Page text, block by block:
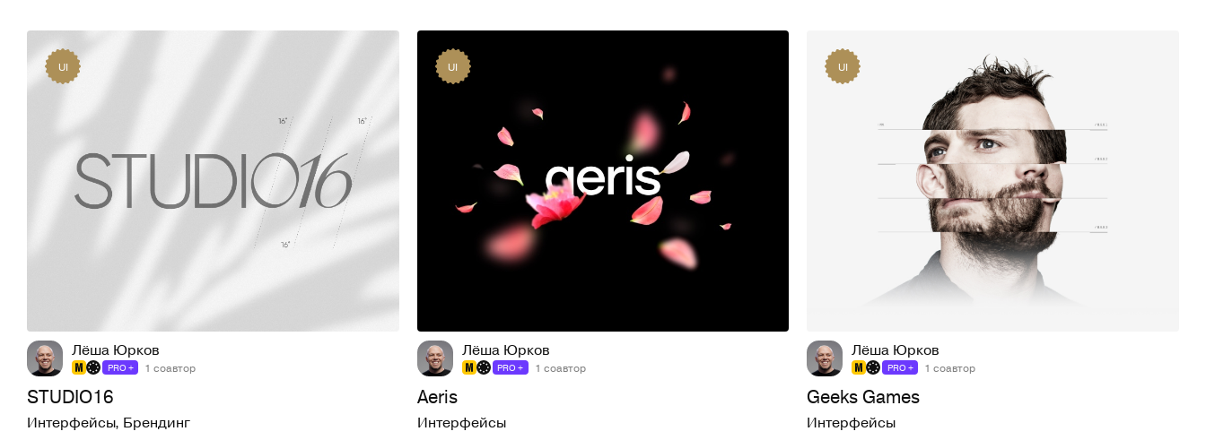
UI
Лёша Юрков
PRO + 1 соавтор
STUDIO16
Интерфейсы, Брендинг
UI
Лёша Юрков
PRO + 1 соавтор
Aeris
Интерфейсы
UI
Лёша Юрков
PRO + 1 соавтор
Geeks Games
Интерфейсы